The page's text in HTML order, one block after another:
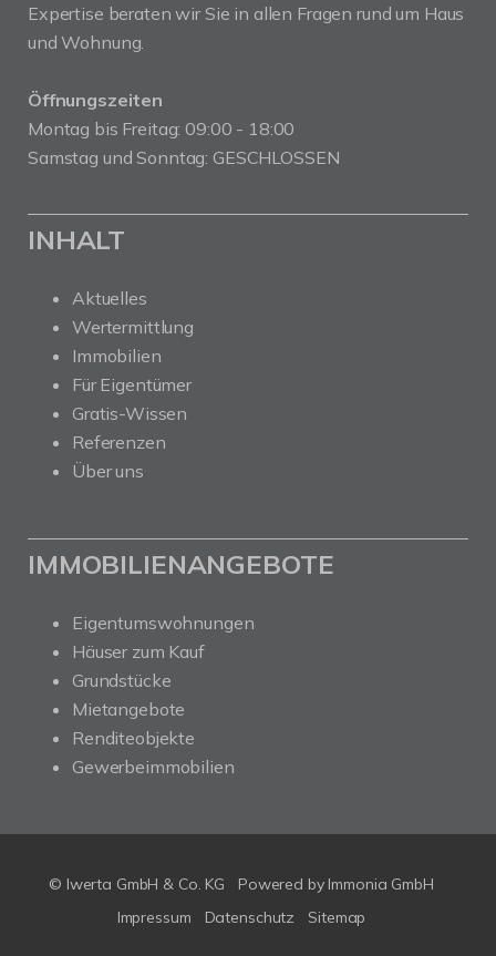
Expertise beraten wir Sie in allen Fragen rund um Haus
und Wohnung.
Öffnungszeiten
Montag bis Freitag: 09:00 - 18:00
Samstag und Sonntag: GESCHLOSSEN
INHALT
Aktuelles
Wertermittlung
Immobilien
Für Eigentümer
Gratis-Wissen
Referenzen
Über uns
IMMOBILIENANGEBOTE
Eigentumswohnungen
Häuser zum Kauf
Grundstücke
Mietangebote
Renditeobjekte
Gewerbeimmobilien
© Iwerta GmbH & Co. KG Powered by Immonia GmbH
Impressum
Datenschutz Sitemap